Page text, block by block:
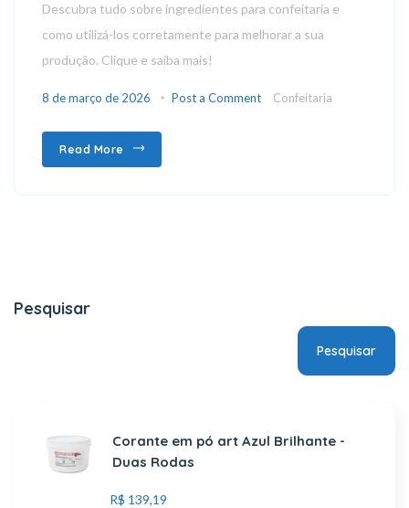
Descubra tudo sobre ingredientes para confeitaria e
como utilizá-los corretamente para melhorar a sua
produção. Clique e saiba mais!
8 de março de 2026 Post a Comment Confeitaria
Read More
Pesquisar
Pesquisar
Corante em pó art Azul Brilhante -
Duas Rodas
R$ 139,19